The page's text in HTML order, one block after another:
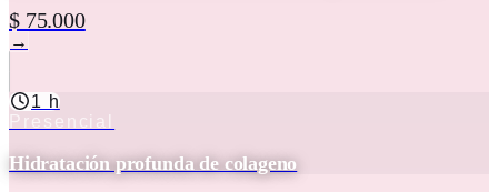
$ 75.000
→
1 h
Presencial
Hidratación profunda de colageno